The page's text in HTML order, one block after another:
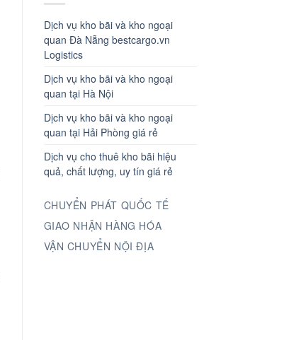
Dịch vụ kho bãi và kho ngoại
quan Đà Nẵng bestcargo.vn
Logistics
Dịch vụ kho bãi và kho ngoại
quan tại Hà Nội
Dịch vụ kho bãi và kho ngoại
quan tại Hải Phòng giá rẻ
Dịch vụ cho thuê kho bãi hiệu
quả, chất lượng, uy tín giá rẻ
CHUYỂN PHÁT QUỐC TẾ
GIAO NHẬN HÀNG HÓA
VẬN CHUYỂN NỘI ĐỊA